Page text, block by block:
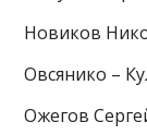
Новиков
Овсянико –
Ожегов